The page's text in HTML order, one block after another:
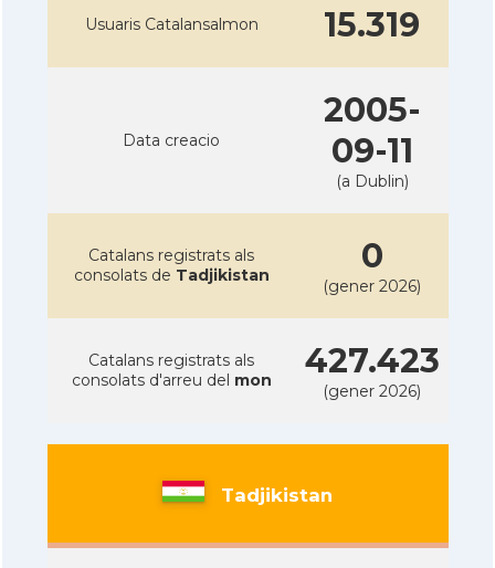
Usuaris Catalansalmon 15.319
Data creacio
2005-
09-11
(a Dublin)
Catalans registrats als
consolats de Tadjikistan 0
(gener 2026)
Catalans registrats als
consolats d'arreu del mon 427.423
(gener 2026)
Tadjikistan